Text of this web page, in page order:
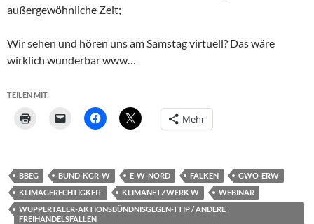
außergewöhnliche Zeit;
Wir sehen und hören uns am Samstag virtuell? Das wäre
wirklich wunderbar www…
TEILEN MIT:
Mehr
BBEG BUND-KGR-W E-W-NORD FALKEN
GWÖ-ERW
KLIMAGERECHTIGKEIT
KLIMANETZWERK W
WEBINAR
WUPPERTALER-AKTIONSBÜNDNISGEGEN-TTIP / ANDERE
FREIHANDELSFALLEN